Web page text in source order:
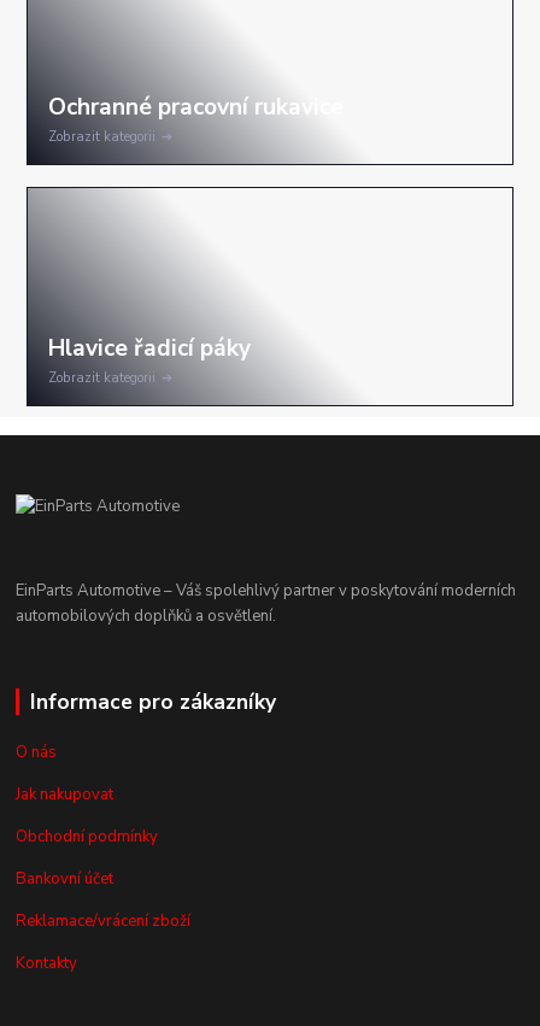
Zobrazit kategorii
Zobrazit kategorii
EinParts Automotive – Váš spolehlivý partner v poskytování moderních
automobilových doplňků a osvětlení.
Informace pro zákazníky
O nás
Jak nakupovat
Obchodní podmínky
Bankovní účet
Reklamace/vrácení zboží
Kontakty